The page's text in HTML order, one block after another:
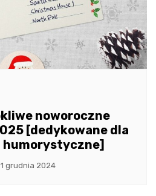
noworoczne
[dedykowane dla
humorystyczne]
grudnia 2024